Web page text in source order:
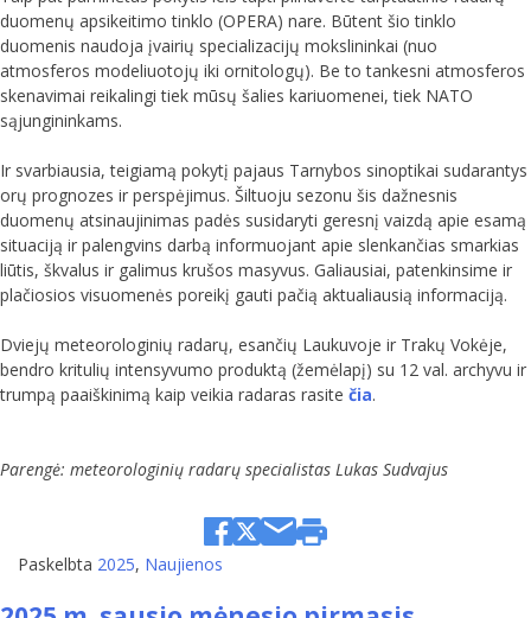
duomenų apsikeitimo tinklo (OPERA) nare. Būtent šio tinklo
duomenis naudoja įvairių specializacijų mokslininkai (nuo
atmosferos modeliuotojų iki ornitologų). Be to tankesni atmosferos
skenavimai reikalingi tiek mūsų šalies kariuomenei, tiek NATO
sąjungininkams.
Ir svarbiausia, teigiamą pokytį pajaus Tarnybos sinoptikai sudarantys
orų prognozes ir perspėjimus. Šiltuoju sezonu šis dažnesnis
duomenų atsinaujinimas padės susidaryti geresnį vaizdą apie esamą
situaciją ir palengvins darbą informuojant apie slenkančias smarkias
liūtis, škvalus ir galimus krušos masyvus. Galiausiai, patenkinsime ir
plačiosios visuomenės poreikį gauti pačią aktualiausią informaciją.
Dviejų meteorologinių radarų, esančių Laukuvoje ir Trakų Vokėje,
bendro kritulių intensyvumo produktą (žemėlapį) su 12 val. archyvu ir
trumpą paaiškinimą kaip veikia radaras rasite čia.
Parengė: meteorologinių radarų specialistas Lukas Sudvajus
Paskelbta 2025, Naujienos